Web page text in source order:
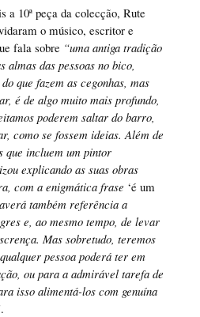
a 10ª peça da colecção, Rute
o músico, escritor e
fala sobre “uma antiga tradição
almas das pessoas no bico,
que fazem as cegonhas, mas
é de algo muito mais profundo,
poderem saltar do barro,
como se fossem ideias. Além de
que incluem um pintor
explicando as suas obras
com a enigmática frase ‘é um
também referência a
e, ao mesmo tempo, de levar
Mas sobretudo, teremos
pessoa poderá ter em
ou para a admirável tarefa de
isso alimentá-los com genuína
.